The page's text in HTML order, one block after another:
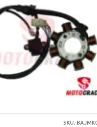
AÑADIR AL CARRITO
SKU: